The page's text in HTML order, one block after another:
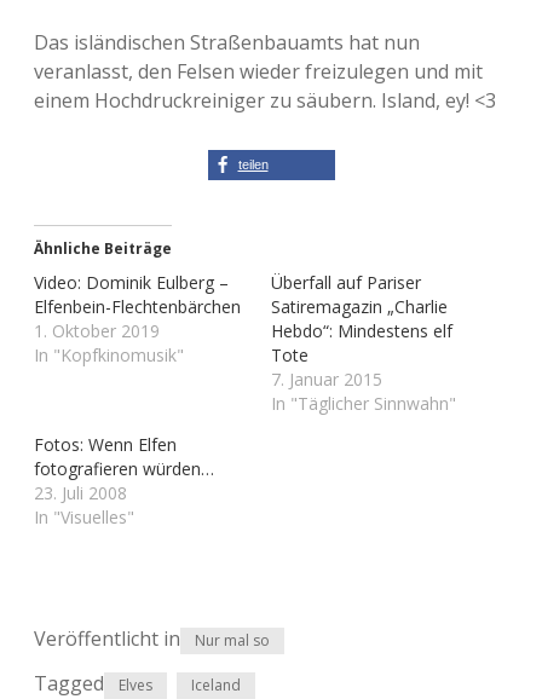
Adventskalender 2020
Adventskalender 2024
Das isländischen Straßenbauamts hat nun
veranlasst, den Felsen wieder freizulegen und mit
einem Hochdruckreiniger zu säubern. Island, ey! <3
teilen
Ähnliche Beiträge
Video: Dominik Eulberg –
Elfenbein-Flechtenbärchen
1. Oktober 2019
In "Kopfkinomusik"
Überfall auf Pariser
Satiremagazin „Charlie
Hebdo“: Mindestens elf
Tote
7. Januar 2015
In "Täglicher Sinnwahn"
Fotos: Wenn Elfen
fotografieren würden…
23. Juli 2008
In "Visuelles"
Veröffentlicht in Nur mal so
Tagged Elves Iceland